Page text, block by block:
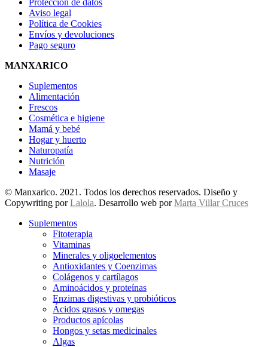
Protección de datos
Aviso legal
Política de Cookies
Envíos y devoluciones
Pago seguro
MANXARICO
Suplementos
Alimentación
Frescos
Cosmética e higiene
Mamá y bebé
Hogar y huerto
Naturopatía
Nutrición
Masaje
© Manxarico. 2021. Todos los derechos reservados. Diseño y
Copywriting porLalola. Desarrollo web porMarta Villar Cruces
Suplementos
Fitoterapia
Vitaminas
Minerales y oligoelementos
Antioxidantes y Coenzimas
Colágenos y cartílagos
Aminoácidos y proteínas
Enzimas digestivas y probióticos
Ácidos grasos y omegas
Productos apícolas
Hongos y setas medicinales
Algas